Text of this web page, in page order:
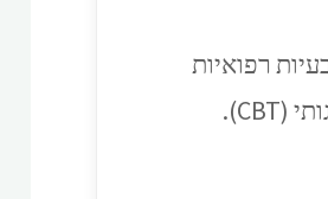
רפואיות
אחרות. במידה ויש צורך, הם יכולים להמליץ על טיפול תרופתי או להפנות למטפל המתמחה בטיפול קוגניטיבי-התנהגותי (CBT).